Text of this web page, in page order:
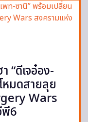
“ดีเจอ๋อง-
มดสายลุย
Wars
พี6